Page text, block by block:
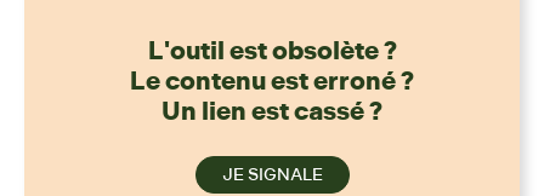
L'outil est obsolète ?
Le contenu est erroné ?
Un lien est cassé ?
JE SIGNALE